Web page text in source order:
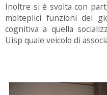
Inoltre si è svolta con
molteplici funzioni del
cognitiva a quella
Uisp quale veicolo di